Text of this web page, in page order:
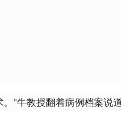
"牛教授翻着病例档案说道